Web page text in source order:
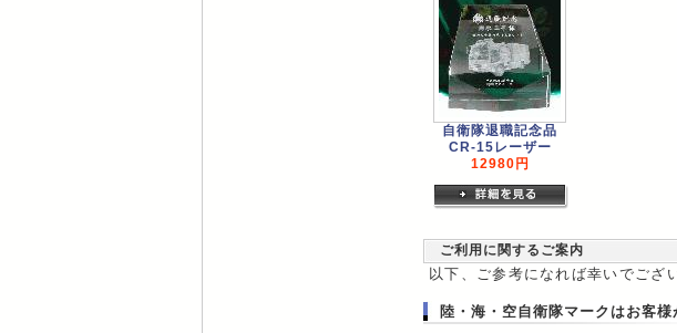
自衛隊退職記念品
CR-15レーザー
12980円
ご利用に関するご案内
以下、ご参考になれば幸いでござ
陸・海・空自衛隊マークはお客様